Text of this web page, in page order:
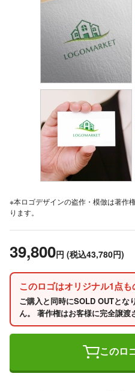
※本ロゴデザインの盗作・模倣は著作
ります。
39,800円 (税込43,780円)
このロゴはオリジナル1点も
ご購入と同時にSOLD OUTとな
ん。 著作権はお客様に完全譲渡
このロ